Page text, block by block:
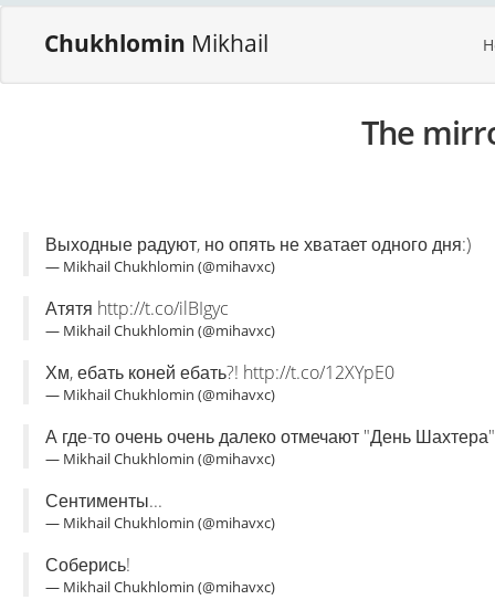
Chukhlomin Mikhail
The
Выходные радуют, но опять не хватает одного дня:)
— Mikhail Chukhlomin (@mihavxc)
Атятя http://t.co/ilBIgyc
— Mikhail Chukhlomin (@mihavxc)
Хм, ебать коней ебать?! http://t.co/12XYpE0
— Mikhail Chukhlomin (@mihavxc)
А где-то очень очень далеко отмечают "День
— Mikhail Chukhlomin (@mihavxc)
Сентименты...
— Mikhail Chukhlomin (@mihavxc)
Соберись!
— Mikhail Chukhlomin (@mihavxc)